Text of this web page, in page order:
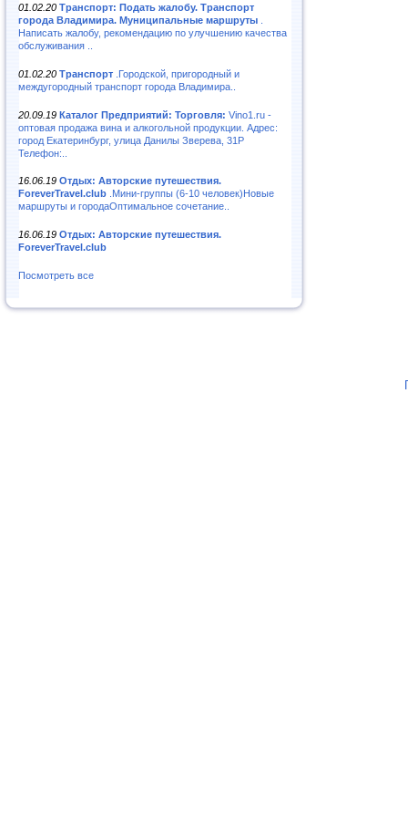
01.02.20 Транспорт: Подать жалобу. Транспорт
города Владимира. Муниципальные маршруты
Написать жалобу, рекомендацию по улучшению качества
обслуживания ..
01.02.20 Транспорт .Городской, пригородный и
междугородный транспорт города Владимира..
20.09.19 Каталог Предприятий: Торговля: Vino1.ru -
оптовая продажа вина и алкогольной продукции. Адрес:
город Екатеринбург, улица Данилы Зверева, 31Р
Телефон:..
16.06.19 Отдых: Авторские путешествия.
ForeverTravel.club .Мини-группы (6-10 человек)Новые
маршруты и городаОптимальное сочетание..
16.06.19 Отдых: Авторские путешествия.
ForeverTravel.club
Посмотреть все